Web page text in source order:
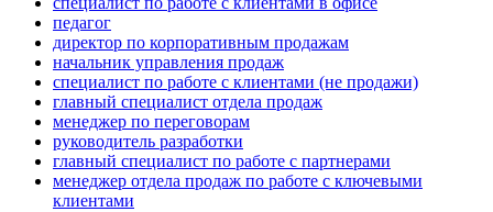
педагог
директор по корпоративным продажам
начальник управления продаж
специалист по работе с клиентами (не продажи)
главный специалист отдела продаж
менеджер по переговорам
руководитель разработки
главный специалист по работе с партнерами
менеджер отдела продаж по работе с ключевыми
клиентами